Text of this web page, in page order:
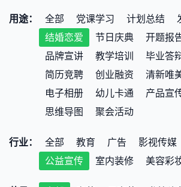
用途： 全部 党课学习 计划总结
结婚恋爱
节日庆典
开题报
品牌宣讲
教学培训
毕业答
简历竞聘
创业融资
清新唯
电子相册
幼儿卡通
产品宣
思维导图
聚会活动
行业： 全部 教育 广告
影视传媒
公益宣传
室内装修 美容彩